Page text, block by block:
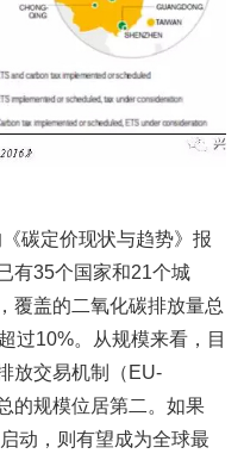
碳定价现状与趋势》报
有35个国家和21个城
覆盖的二氧化碳排放量总
过10%。从规模来看，目
放交易机制（EU-
的规模位居第二。如果
动，则有望成为全球最